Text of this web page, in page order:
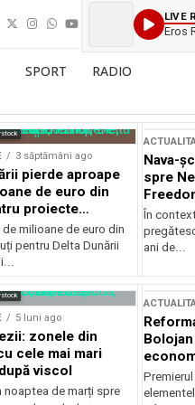
LIVE
Eros
SPORT RADIO
3 săptămâni ago
pierde aproape
de euro din
proiecte
milioane de euro din
pentru Delta Dunării
Nava-
spre
În
ani de...
5 luni ago
zonele din
cele mai mari
viscol
noaptea de marți spre